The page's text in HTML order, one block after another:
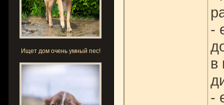
Ищет дом очень умный пес!
-
в
-